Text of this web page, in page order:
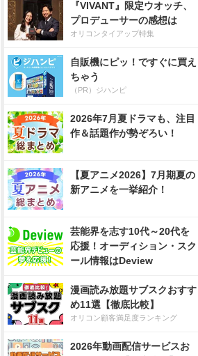
『VIVANT』限定ウオッチ、
プロデューサーの感想は
オリコンタイアップ特集
自販機にピッ！ですぐに買え
ちゃう
（PR）ジハンピ
2026年7月夏ドラマも、注目
作＆話題作が勢ぞろい！
【夏アニメ2026】7月期夏の
新アニメを一挙紹介！
芸能界を志す10代～20代を
応援！オーディション・スク
ール情報はDeview
漫画読み放題サブスクおすす
め11選【徹底比較】
オリコン顧客満足度ランキング
2026年動画配信サービスお